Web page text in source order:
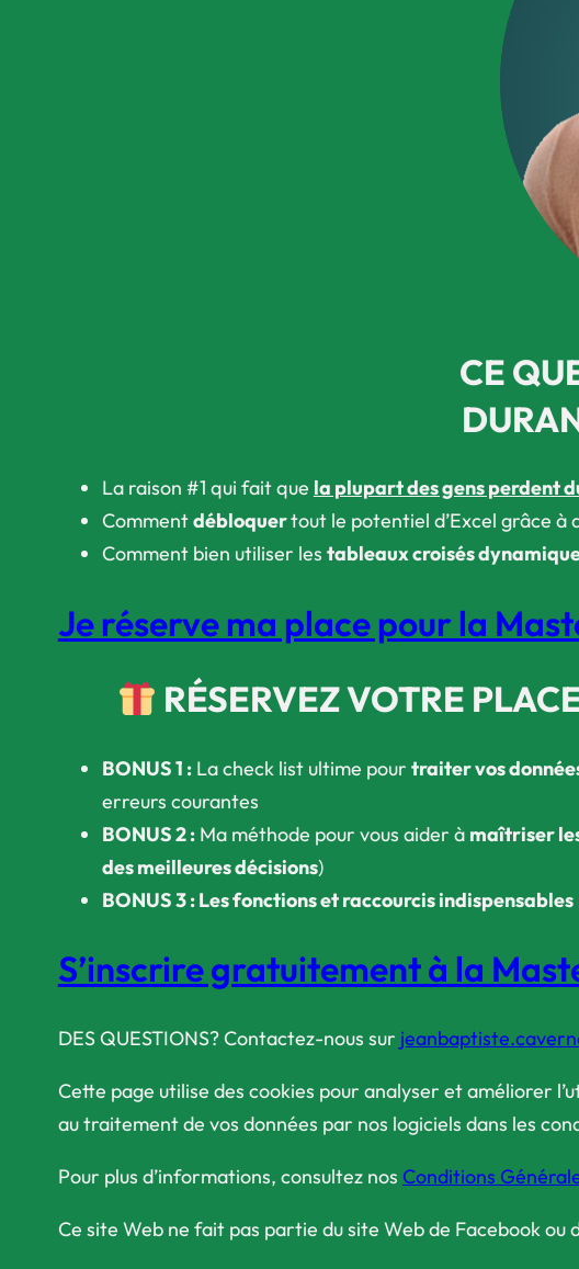
CE
La raison #1 qui fait que la plupart des gens perdent
Commentdébloquertout le potentiel d’Excel grâce à
Comment bien utiliser les tableaux croisés
Je réserve ma place pour la
RÉSERVEZ VOTRE
BONUS 1 :La check list ultime pour traiter vos
erreurs courantes
BONUS 2 : Ma méthode pour vous aider à maîtriser
des meilleures décisions)
BONUS 3: Les fonctions et raccourcis indispensables
S’inscrire gratuitement à la
DES QUESTIONS? Contactez-nous sur
Cette page utilise des cookies pour analyser et améliorer
au traitement de vos données par nos logiciels dans les
Pour plus d’informations, consultez nos Conditions
Ce site Web ne fait pas partie du site Web de Facebook ou